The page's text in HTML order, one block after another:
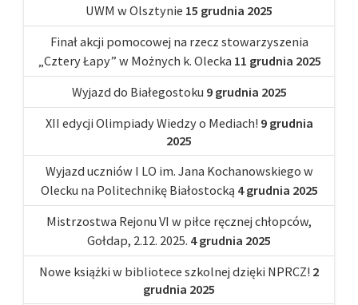
UWM w Olsztynie 15 grudnia 2025
Finał akcji pomocowej na rzecz stowarzyszenia
„Cztery Łapy” w Możnych k. Olecka 11 grudnia 2025
Wyjazd do Białegostoku 9 grudnia 2025
XII edycji Olimpiady Wiedzy o Mediach! 9 grudnia
2025
Wyjazd uczniów I LO im. Jana Kochanowskiego w
Olecku na Politechnikę Białostocką 4 grudnia 2025
Mistrzostwa Rejonu VI w piłce ręcznej chłopców,
Gołdap, 2.12. 2025. 4 grudnia 2025
Nowe książki w bibliotece szkolnej dzięki NPRCZ! 2
grudnia 2025